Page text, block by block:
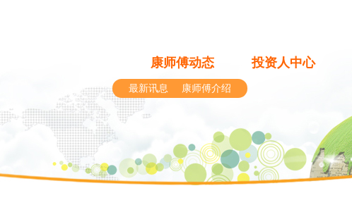
康师傅动态 投资人中心
最新讯息 康师傅介绍